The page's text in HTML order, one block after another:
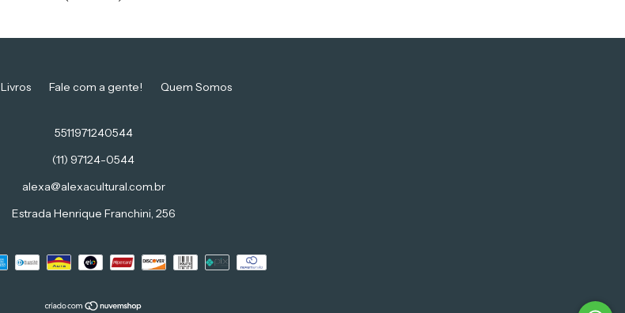
Livros Fale com a gente! Quem Somos
5511971240544
(11) 97124-0544
alexa@alexacultural.com.br
Estrada Henrique Franchini, 256